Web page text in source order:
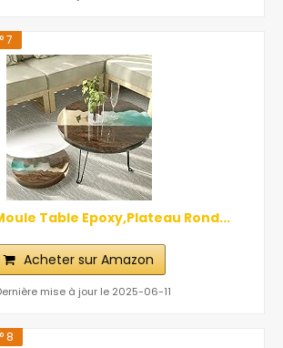
7
Table Epoxy,Plateau Rond...
Acheter sur Amazon
mise à jour le 2025-06-11
8